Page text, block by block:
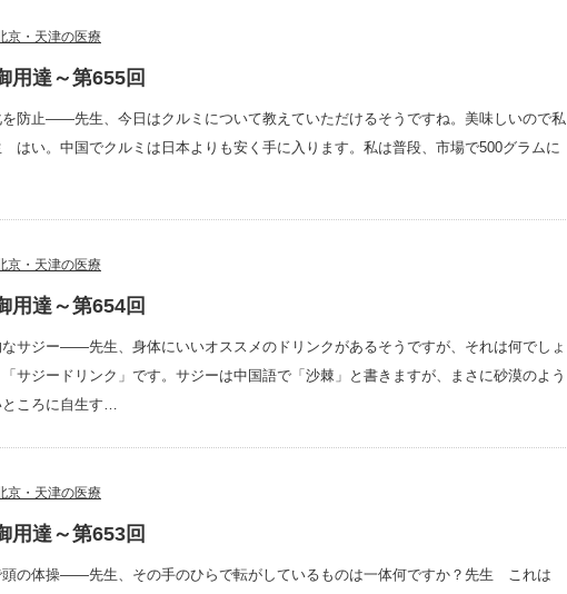
京・天津の医療
用達～第655回
を防止――先生、今日はクルミについて教えていただけるそうですね。美味しいので私
はい。中国でクルミは日本よりも安く手に入ります。私は普段、市場で500グラムに
京・天津の医療
用達～第654回
サジー――先生、身体にいいオススメのドリンクがあるそうですが、それは何でしょ
サジードリンク」です。サジーは中国語で「沙棘」と書きますが、まさに砂漠のよう
ところに自生す…
京・天津の医療
用達～第653回
頭の体操――先生、その手のひらで転がしているものは一体何ですか？先生 これは